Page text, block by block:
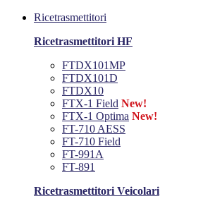
Ricetrasmettitori
Ricetrasmettitori HF
FTDX101MP
FTDX101D
FTDX10
FTX-1 Field New!
FTX-1 Optima New!
FT-710 AESS
FT-710 Field
FT-991A
FT-891
Ricetrasmettitori Veicolari